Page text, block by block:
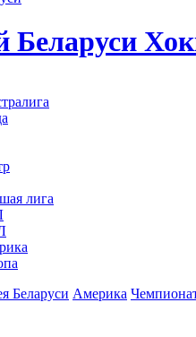
лига
Беларуси Америка